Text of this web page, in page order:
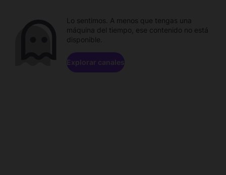
Lo sentimos. A menos que tengas una
máquina del tiempo, ese contenido no está
disponible.
Explorar canales